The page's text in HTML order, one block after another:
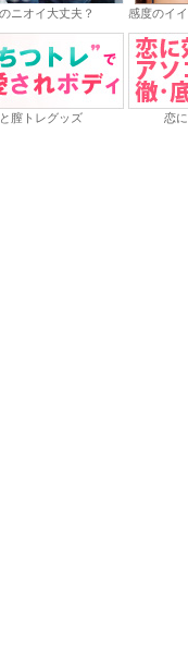
ニオイ大丈夫？ 感度のイ
膣トレグッズ 恋